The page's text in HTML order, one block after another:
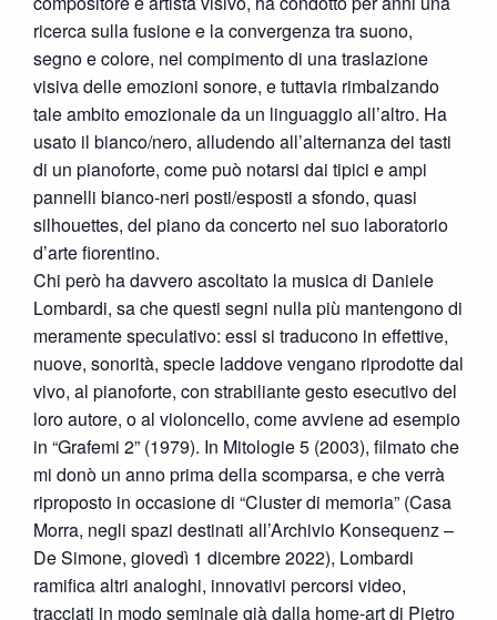
ricerca sulla fusione e la convergenza tra suono,
segno e colore, nel compimento di una traslazione
visiva delle emozioni sonore, e tuttavia rimbalzando
tale ambito emozionale da un linguaggio all’altro. Ha
usato il bianco/nero, alludendo all’alternanza dei tasti
di un pianoforte, come può notarsi dai tipici e ampi
pannelli bianco-neri posti/esposti a sfondo, quasi
silhouettes, del piano da concerto nel suo laboratorio
d’arte fiorentino.
Chi però ha davvero ascoltato la musica di Daniele
Lombardi, sa che questi segni nulla più mantengono di
meramente speculativo: essi si traducono in effettive,
nuove, sonorità, specie laddove vengano riprodotte dal
vivo, al pianoforte, con strabiliante gesto esecutivo del
loro autore, o al violoncello, come avviene ad esempio
in “Grafemi 2” (1979). In Mitologie 5 (2003), filmato che
mi donò un anno prima della scomparsa, e che verrà
riproposto in occasione di “Cluster di memoria” (Casa
Morra, negli spazi destinati all’Archivio Konsequenz –
De Simone, giovedì 1 dicembre 2022), Lombardi
ramifica altri analoghi, innovativi percorsi video,
tracciati in modo seminale già dalla home-art di Pietro